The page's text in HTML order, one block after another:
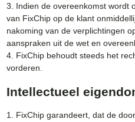
3. Indien de overeenkomst wordt
van FixChip op de klant
nakoming van de verplichtingen
aanspraken uit de wet en
4. FixChip behoudt steeds het
vorderen.
Intellectueel
1. FixChip garandeert, dat de